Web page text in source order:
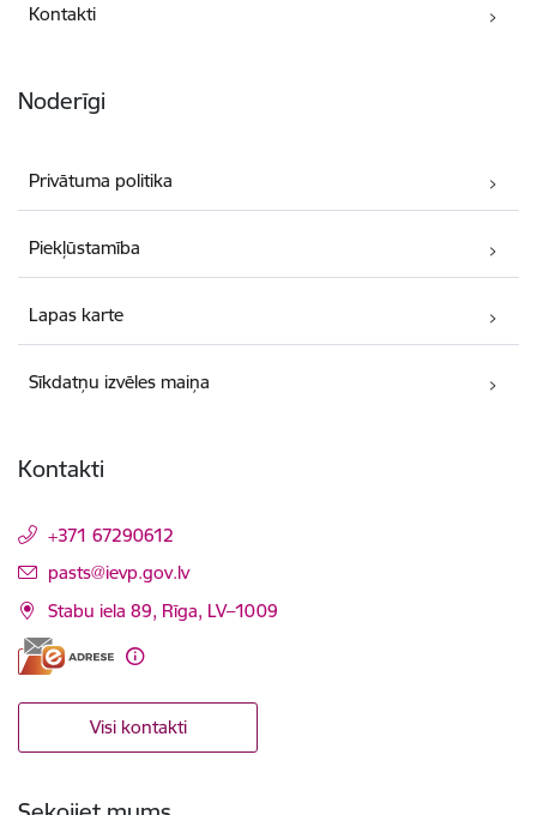
Kontakti
Noderīgi
Privātuma politika
Piekļūstamība
Lapas karte
Sīkdatņu izvēles maiņa
Kontakti
+371 67290612
E-pasts:
pasts@ievp.gov.lv
Stabu iela 89, Rīga, LV–1009
Visi kontakti